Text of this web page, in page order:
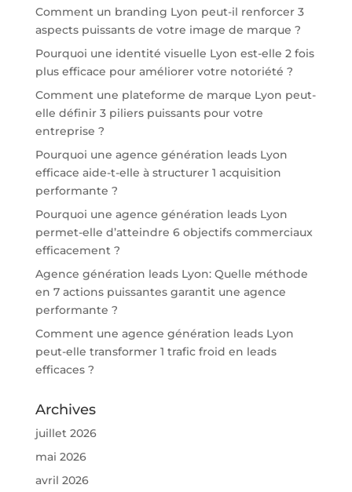
Comment un branding Lyon peut-il renforcer 3
aspects puissants de votre image de marque ?
Pourquoi une identité visuelle Lyon est-elle 2 fois
plus efficace pour améliorer votre notoriété ?
Comment une plateforme de marque Lyon peut-
elle définir 3 piliers puissants pour votre
entreprise ?
Pourquoi une agence génération leads Lyon
efficace aide-t-elle à structurer 1 acquisition
performante ?
Pourquoi une agence génération leads Lyon
permet-elle d’atteindre 6 objectifs commerciaux
efficacement ?
Agence génération leads Lyon: Quelle méthode
en 7 actions puissantes garantit une agence
performante ?
Comment une agence génération leads Lyon
peut-elle transformer 1 trafic froid en leads
efficaces ?
Archives
juillet 2026
mai 2026
avril 2026